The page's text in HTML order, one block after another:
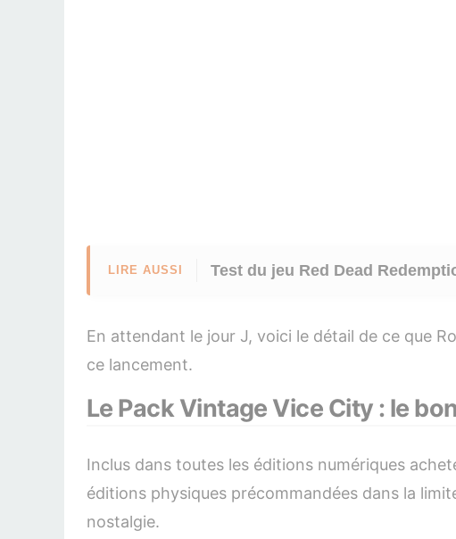
LIRE AUSSI Test du jeu Red Dead
En attendant le jour J, voici le détail de ce que
ce lancement.
Le Pack Vintage Vice City : le
Inclus dans toutes les éditions numériques
éditions physiques précommandées dans la
nostalgie.